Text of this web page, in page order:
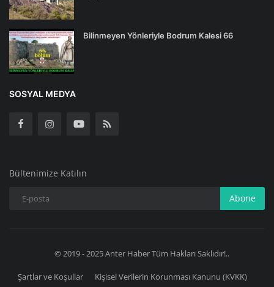
Bilinmeyen Yönleriyle Bodrum Kalesi 66
SOSYAL MEDYA
Bültenimize Katılın
Abone
© 2019 - 2025 Anter Haber Tüm Hakları Saklıdır!..
Şartlar ve Koşullar Kişisel Verilerin Korunması Kanunu (KVKK)